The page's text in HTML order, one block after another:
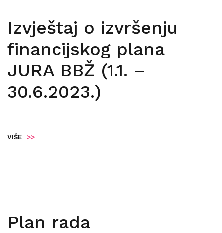
Izvještaj o izvršenju
financijskog plana
JURA BBŽ (1.1. –
30.6.2023.)
VIŠE >>
Plan rada